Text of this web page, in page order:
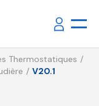
Thermostatiques
V20.1